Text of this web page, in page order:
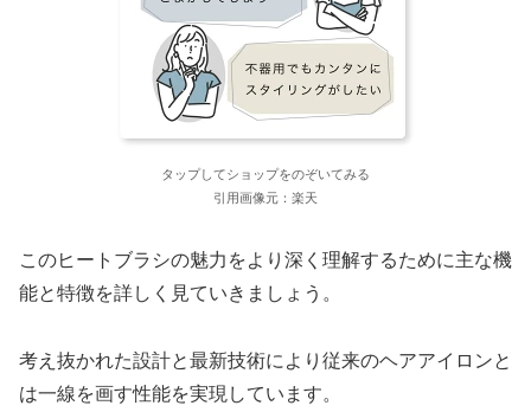
タップしてショップをのぞいてみる
引用画像元：楽天
このヒートブラシの魅力をより深く理解するために主な機
能と特徴を詳しく見ていきましょう。
考え抜かれた設計と最新技術により従来のヘアアイロンと
は一線を画す性能を実現しています。